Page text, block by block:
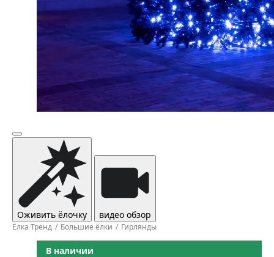
Оживить ёлочку видео обзор
Ёлка Тренд Большие ёлки Гирлянды
В наличии